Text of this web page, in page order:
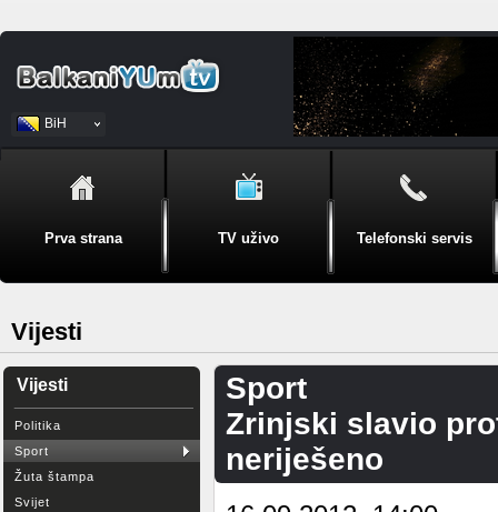
BiH
Srpski
Prva strana TV uživo Telefonski servis
Vijesti
Vijesti
Politika
Sport
Žuta štampa
Svijet
Sport
Zrinjski slavio
neriješeno